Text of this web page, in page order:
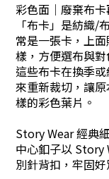
彩色面｜廢棄布
「布卡」是紡織/
常是一張卡，上
樣，方便選布與對
這些布卡在換季
來重新裁切，讓
樣的彩色葉片。
Story Wear 經典
中心釦子以 Story
別針背扣，牢固好